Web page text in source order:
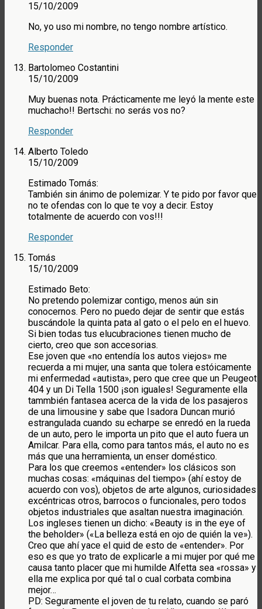
15/10/2009
No, yo uso mi nombre, no tengo nombre artístico.
Responder
Bartolomeo Costantini
15/10/2009
Muy buenas nota. Prácticamente me leyó la mente este
muchacho!! Bertschi: no serás vos no?
Responder
Alberto Toledo
15/10/2009
Estimado Tomás:
También sin ánimo de polemizar. Y te pido por favor que
no te ofendas con lo que te voy a decir. Estoy
totalmente de acuerdo con vos!!!
Responder
Tomás
15/10/2009
Estimado Beto:
No pretendo polemizar contigo, menos aún sin
conocernos. Pero no puedo dejar de sentir que estás
buscándole la quinta pata al gato o el pelo en el huevo.
Si bien todas tus elucubraciones tienen mucho de
cierto, creo que son accesorias.
Ese joven que «no entendía los autos viejos» me
recuerda a mi mujer, una santa que tolera estóicamente
mi enfermedad «autista», pero que cree que un Peugeot
404 y un Di Tella 1500 ¡son iguales! Seguramente ella
tammbién fantasea acerca de la vida de los pasajeros
de una limousine y sabe que Isadora Duncan murió
estrangulada cuando su echarpe se enredó en la rueda
de un auto, pero le importa un pito que el auto fuera un
Amilcar. Para ella, como para tantos más, el auto no es
más que una herramienta, un enser doméstico.
Para los que creemos «entender» los clásicos son
muchas cosas: «máquinas del tiempo» (ahí estoy de
acuerdo con vos), objetos de arte algunos, curiosidades
excéntricas otros, barrocos o funcionales, pero todos
objetos industriales que asaltan nuestra imaginación.
Los ingleses tienen un dicho: «Beauty is in the eye of
the beholder» («La belleza está en ojo de quién la ve»).
Creo que ahí yace el quid de esto de «entender». Por
eso es que yo trato de explicarle a mi mujer por qué me
causa tanto placer que mi humilde Alfetta sea «rossa» y
ella me explica por qué tal o cual corbata combina
mejor…
PD: Seguramente el joven de tu relato, cuando se paró